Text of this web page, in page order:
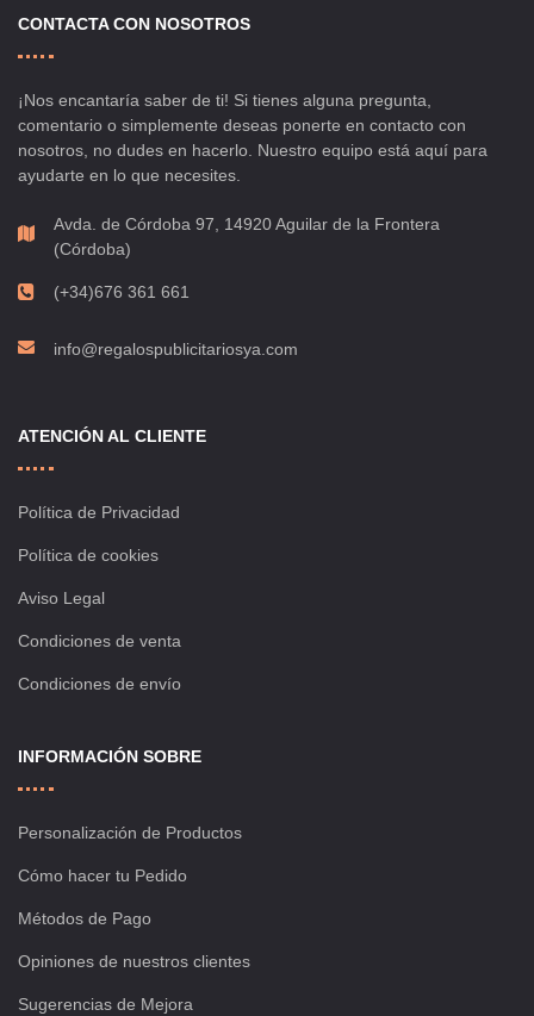
CONTACTA CON NOSOTROS
¡Nos encantaría saber de ti! Si tienes alguna pregunta,
comentario o simplemente deseas ponerte en contacto con
nosotros, no dudes en hacerlo. Nuestro equipo está aquí para
ayudarte en lo que necesites.
Avda. de Córdoba 97, 14920 Aguilar de la Frontera
(Córdoba)
(+34)676 361 661
info@regalospublicitariosya.com
ATENCIÓN AL CLIENTE
Política de Privacidad
Política de cookies
Aviso Legal
Condiciones de venta
Condiciones de envío
INFORMACIÓN SOBRE
Personalización de Productos
Cómo hacer tu Pedido
Métodos de Pago
Opiniones de nuestros clientes
Sugerencias de Mejora